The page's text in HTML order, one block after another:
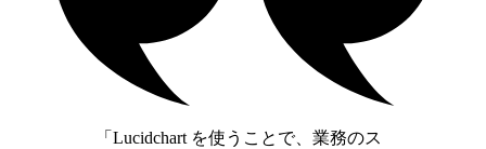
「Lucidchart を使うことで、業務のス